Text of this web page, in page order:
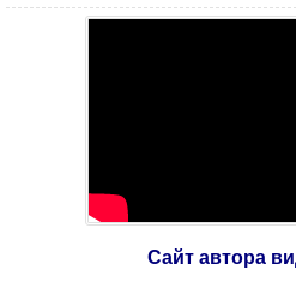
Сайт автора